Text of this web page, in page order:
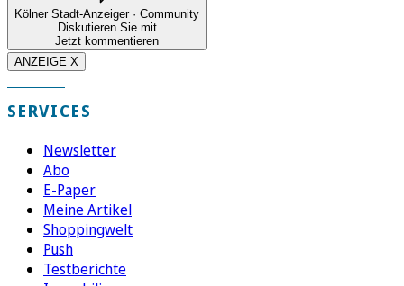
Kölner Stadt-Anzeiger · Community
Diskutieren Sie mit
Jetzt kommentieren
ANZEIGE X
SERVICES
Newsletter
Abo
E-Paper
Meine Artikel
Shoppingwelt
Push
Testberichte